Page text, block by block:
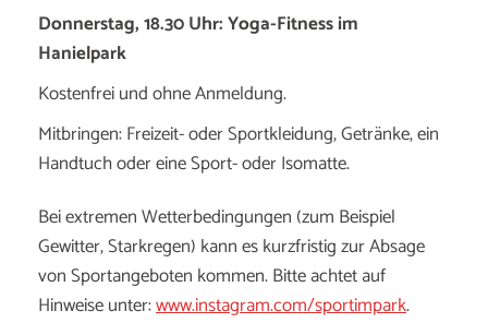
Donnerstag, 18.30 Uhr: Yoga-Fitness im
Hanielpark
Kostenfrei und ohne Anmeldung.
Mitbringen: Freizeit- oder Sportkleidung, Getränke, ein
Handtuch oder eine Sport- oder Isomatte.
Bei extremen Wetterbedingungen (zum Beispiel
Gewitter, Starkregen) kann es kurzfristig zur Absage
von Sportangeboten kommen. Bitte achtet auf
Hinweise unter:www.instagram.com/sportimpark.